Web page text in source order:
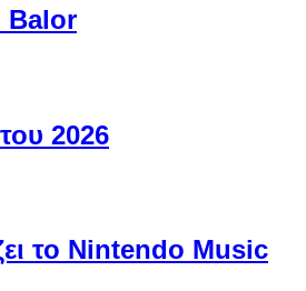
Balor
2026
το Nintendo Music